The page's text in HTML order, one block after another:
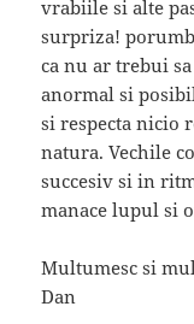
vrabiile si alte
surpriza!
ca nu ar trebui
anormal si
si respecta nicio
natura. Vechile
succesiv si in
manace lupul si
Multumesc si
Dan